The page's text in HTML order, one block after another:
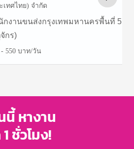
เทศไทย) จำกัด
กงานขนส่งกรุงเทพมหานครพื้นที่ 5
กร)
- 550 บาท/วัน
หางาน
ชั่วโมง!